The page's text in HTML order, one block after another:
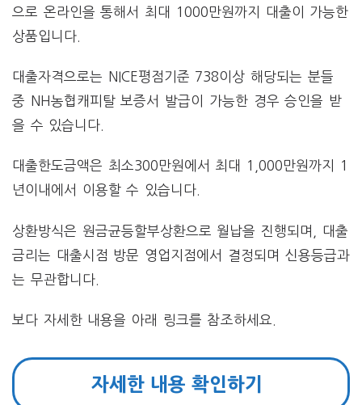
으로 온라인을 통해서 최대 1000만원까지 대출이 가능한
상품입니다.
대출자격으로는 NICE평점기준 738이상 해당되는 분들
중 NH농협캐피탈 보증서 발급이 가능한 경우 승인을 받
을 수 있습니다.
대출한도금액은 최소300만원에서 최대 1,000만원까지 1
년이내에서 이용할 수 있습니다.
상환방식은 원금균등할부상환으로 월납을 진행되며, 대출
금리는 대출시점 방문 영업지점에서 결정되며 신용등급과
는 무관합니다.
보다 자세한 내용을 아래 링크를 참조하세요.
자세한 내용 확인하기